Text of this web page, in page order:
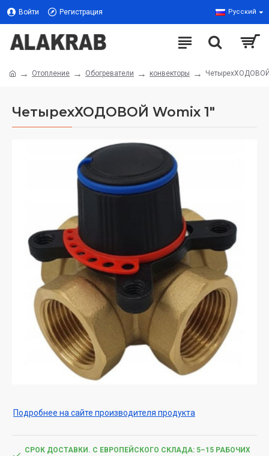
Войти Регистрация Русский
Отопление Обогреватели конвекторы
ЧетырехХОДОВОЙ Womix 1"
Подробнее на сайте производителя продукта
СРОК ДОСТАВКИ. С ЕВРОПЕЙСКОГО СКЛАДА: 5–15 РАБОЧИХ